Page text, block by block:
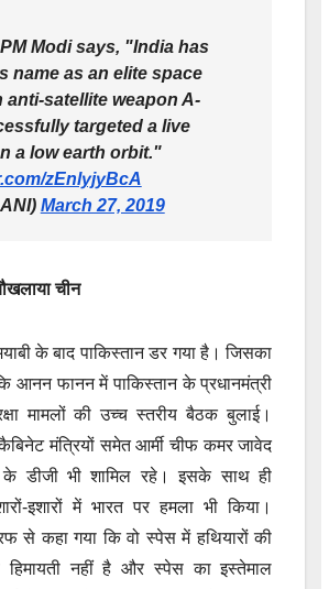
Modi says, "India has
name as an elite space
anti-satellite weapon A-
targeted a live
a low earth orbit."
zEnlyjyBcA
March 27, 2019
चीन
के बाद पाकिस्तान डर गया है। जिसका
आनन फानन में पाकिस्तान के प्रधानमंत्री
मामलों की उच्च स्तरीय बैठक बुलाई।
मंत्रियों समेत आर्मी चीफ कमर जावेद
डीजी भी शामिल रहे। इसके साथ ही
इशारों में भारत पर हमला भी किया।
से कहा गया कि वो स्पेस में हथियारों की
हिमायती नहीं है और स्पेस का इस्तेमाल